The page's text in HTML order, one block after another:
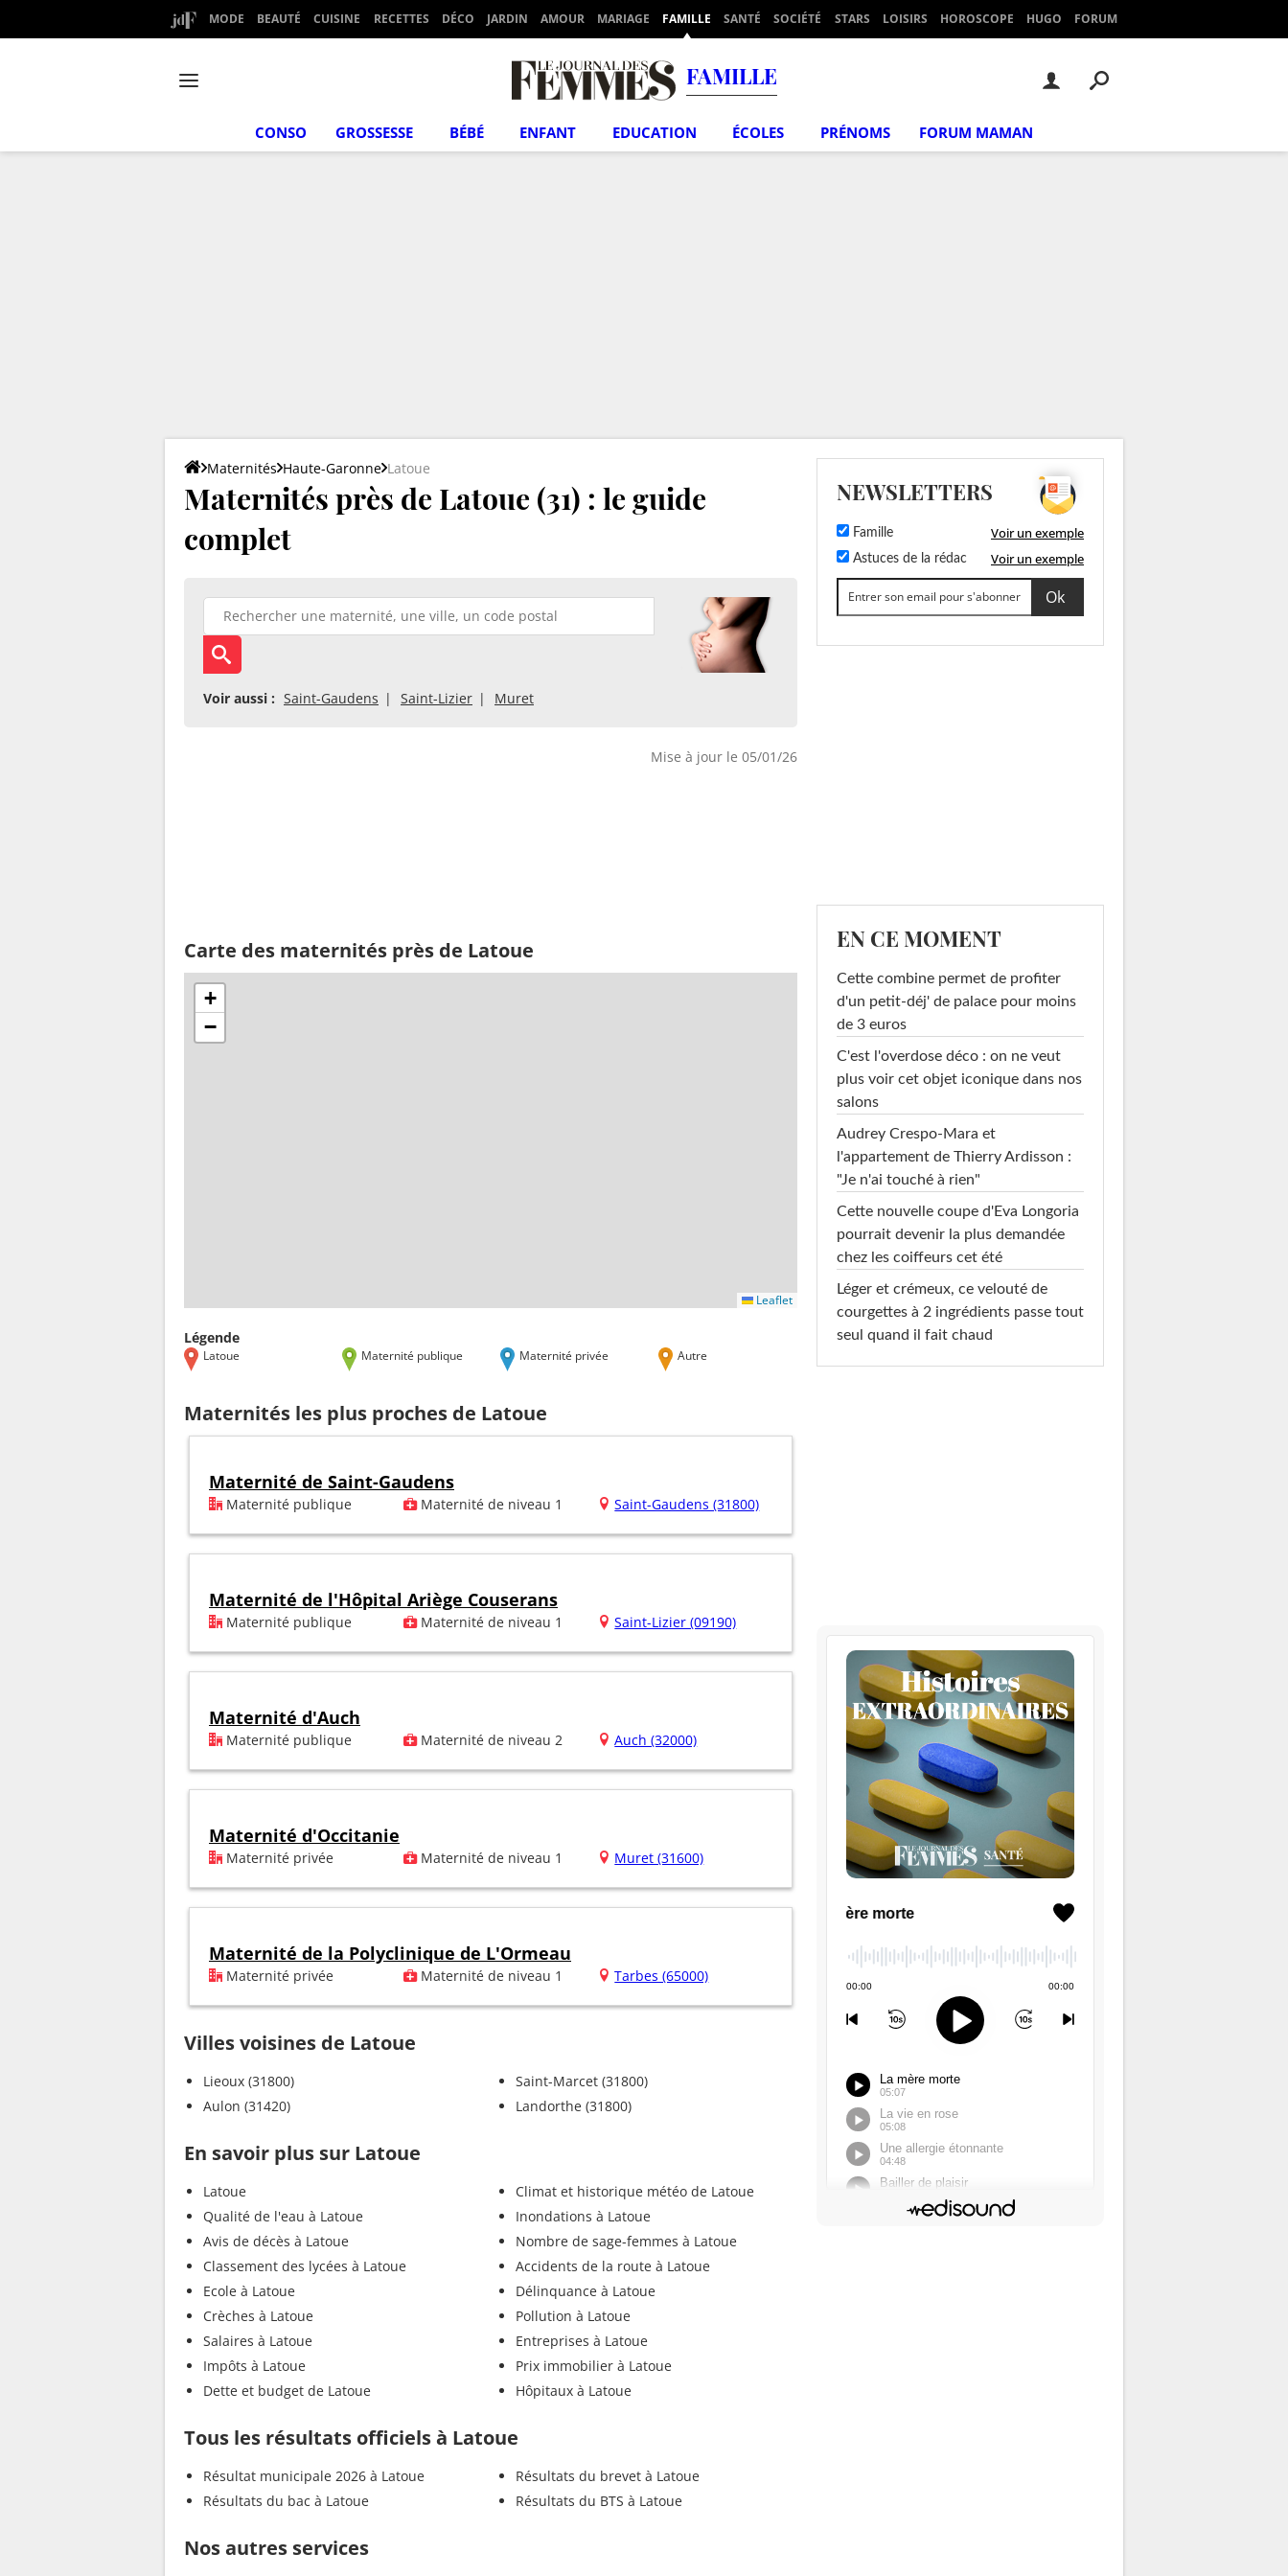
MODE BEAUTÉ CUISINE RECETTES DÉCO JARDIN AMOUR MARIAGE FAMILLE SANTÉ SOCIÉTÉ STARS LOISIRS HOROSCOPE HUGO FORUM
FAMILLE
CONSO GROSSESSE BÉBÉ ENFANT EDUCATION ÉCOLES PRÉNOMS FORUM MAMAN
Maternités Haute-Garonne Latoue
Maternités près de Latoue (31) : le guide
complet
Voir aussi : Saint-Gaudens Saint-Lizier Muret
Mise à jour le 05/01/26
Carte des maternités près de Latoue
+
−
Leaflet
Légende
Latoue Maternité publique Maternité privée Autre
Maternités les plus proches de Latoue
Maternité de Saint-Gaudens
Maternité publique Maternité de niveau 1 Saint-Gaudens (31800)
Maternité de l'Hôpital Ariège Couserans
Maternité publique Maternité de niveau 1 Saint-Lizier (09190)
Maternité d'Auch
Maternité publique Maternité de niveau 2 Auch (32000)
Maternité d'Occitanie
Maternité privée Maternité de niveau 1 Muret (31600)
Maternité de la Polyclinique de L'Ormeau
Maternité privée Maternité de niveau 1 Tarbes (65000)
Villes voisines de Latoue
Lieoux (31800)
Aulon (31420)
Saint-Marcet (31800)
Landorthe (31800)
En savoir plus sur Latoue
Latoue
Qualité de l'eau à Latoue
Avis de décès à Latoue
Classement des lycées à Latoue
Ecole à Latoue
Crèches à Latoue
Salaires à Latoue
Impôts à Latoue
Dette et budget de Latoue
Climat et historique météo de Latoue
Inondations à Latoue
Nombre de sage-femmes à Latoue
Accidents de la route à Latoue
Délinquance à Latoue
Pollution à Latoue
Entreprises à Latoue
Prix immobilier à Latoue
Hôpitaux à Latoue
Tous les résultats officiels à Latoue
Résultat municipale 2026 à Latoue
Résultats du bac à Latoue
Résultats du brevet à Latoue
Résultats du BTS à Latoue
Nos autres services
NEWSLETTERS
Famille Voir un exemple
Astuces de la rédac Voir un exemple
EN CE MOMENT
Cette combine permet de profiter
d'un petit-déj' de palace pour moins
de 3 euros
C'est l'overdose déco : on ne veut
plus voir cet objet iconique dans nos
salons
Audrey Crespo-Mara et
l'appartement de Thierry Ardisson :
"Je n'ai touché à rien"
Cette nouvelle coupe d'Eva Longoria
pourrait devenir la plus demandée
chez les coiffeurs cet été
Léger et crémeux, ce velouté de
courgettes à 2 ingrédients passe tout
seul quand il fait chaud